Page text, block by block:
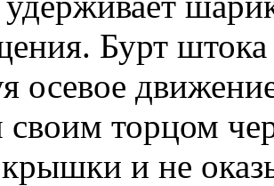
Бурт
осевое
торцом
крышки и не